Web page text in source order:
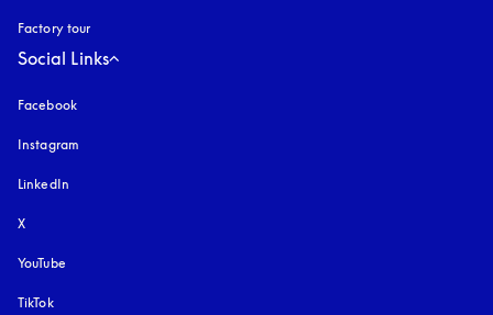
Factory tour
Social Links
Facebook
Instagram
LinkedIn
X
YouTube
TikTok